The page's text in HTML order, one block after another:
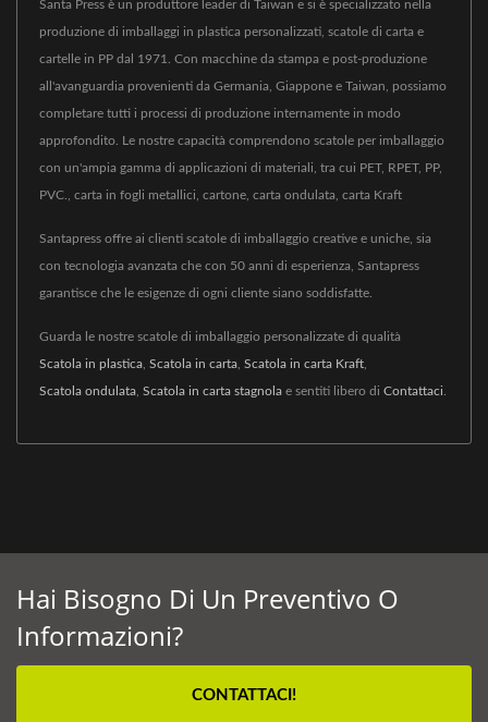
Santa Press è un produttore leader di Taiwan e si è specializzato nella
produzione di imballaggi in plastica personalizzati, scatole di carta e
cartelle in PP dal 1971. Con macchine da stampa e post-produzione
all'avanguardia provenienti da Germania, Giappone e Taiwan, possiamo
completare tutti i processi di produzione internamente in modo
approfondito. Le nostre capacità comprendono scatole per imballaggio
con un'ampia gamma di applicazioni di materiali, tra cui PET, RPET, PP,
PVC., carta in fogli metallici, cartone, carta ondulata, carta Kraft
Santapress offre ai clienti scatole di imballaggio creative e uniche, sia
con tecnologia avanzata che con 50 anni di esperienza, Santapress
garantisce che le esigenze di ogni cliente siano soddisfatte.
Guarda le nostre scatole di imballaggio personalizzate di qualità
Scatola in plastica Scatola in carta Scatola in carta Kraft
Scatola ondulata Scatola in carta stagnola e sentiti libero di Contattaci
Hai Bisogno Di Un Preventivo O
Informazioni?
CONTATTACI!